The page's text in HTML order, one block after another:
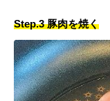
Step.3 豚肉を焼く